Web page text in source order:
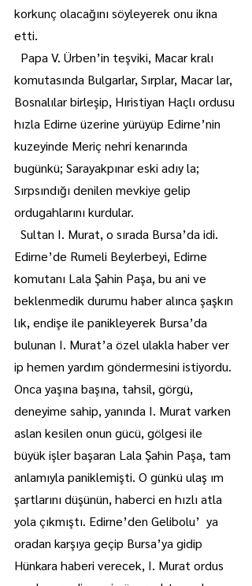
korkunç olacağını söyleyerek onu ikna
etti.
Papa V. Ürben’in teşviki, Macar kralı
komutasında Bulgarlar, Sırplar, Macar lar,
Bosnalılar birleşip, Hıristiyan Haçlı ordusu
hızla Edirne üzerine yürüyüp Edirne’nin
kuzeyinde Meriç nehri kenarında
bugünkü; Sarayakpınar eski adıy la;
Sırpsındığı denilen mevkiye gelip
ordugahlarını kurdular.
Sultan I. Murat, o sırada Bursa’da idi.
Edirne’de Rumeli Beylerbeyi, Edirne
komutanı Lala Şahin Paşa, bu ani ve
beklenmedik durumu haber alınca şaşkın
lık, endişe ile panikleyerek Bursa’da
bulunan I. Murat’a özel ulakla haber ver
ip hemen yardım göndermesini istiyordu.
Onca yaşına başına, tahsil, görgü,
deneyime sahip, yanında I. Murat varken
aslan kesilen onun gücü, gölgesi ile
büyük işler başaran Lala Şahin Paşa, tam
anlamıyla paniklemişti. O günkü ulaş ım
şartlarını düşünün, haberci en hızlı atla
yola çıkmıştı. Edirne’den Gelibolu’  ya
oradan karşıya geçip Bursa’ya gidip
Hünkara haberi verecek, I. Murat ordus